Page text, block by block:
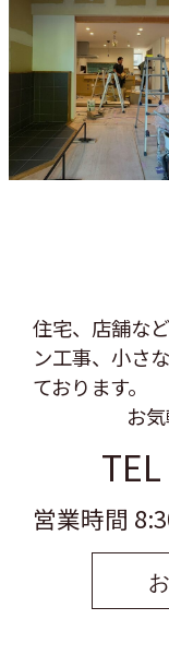
住宅、店舗な
ン工事、 小さ
ております。
お
営業時間